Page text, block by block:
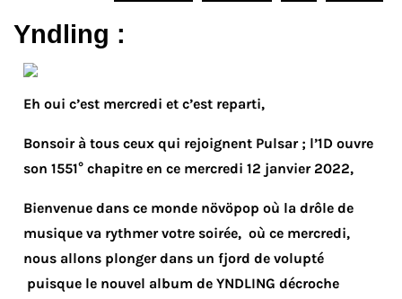
Yndling :
Eh oui c’est mercredi et c’est reparti,
Bonsoir à tous ceux qui rejoignent Pulsar ; l’1D ouvre
son 1551° chapitre en ce mercredi 12 janvier 2022,
Bienvenue dans ce monde növöpop où la drôle de
musique va rythmer votre soirée, où ce mercredi,
nous allons plonger dans un fjord de volupté
puisque le nouvel album de YNDLING décroche